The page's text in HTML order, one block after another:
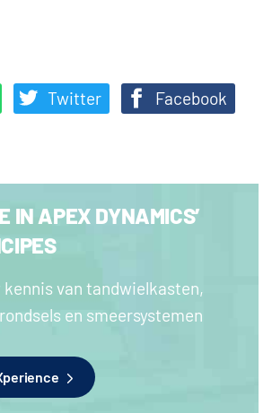
Twitter
Facebook
IN APEX DYNAMICS’
kennis van tandwielkasten,
en smeersystemen